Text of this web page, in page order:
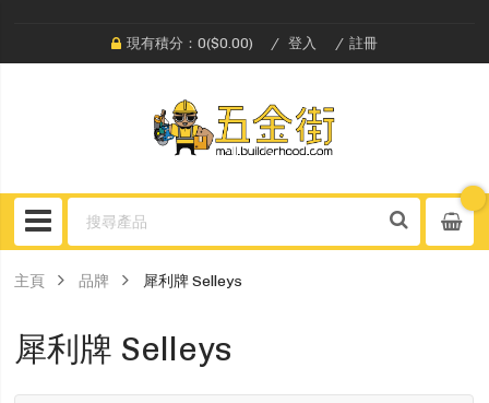
現有積分：0($0.00) 登入 註冊
主頁 品牌 犀利牌 Selleys
犀利牌 Selleys